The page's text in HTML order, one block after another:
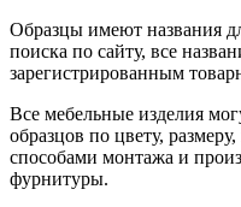
Образцы имеют названия
поиска по сайту, все
зарегистрированным
Все мебельные изделия
образцов по цвету,
способами монтажа и
фурнитуры.